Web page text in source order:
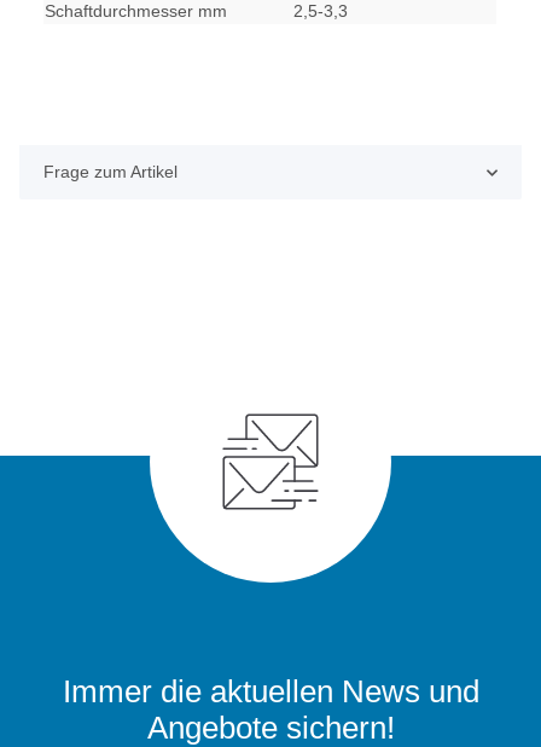
Schaftdurchmesser mm
2,5-3,3
Frage zum Artikel
Immer die aktuellen News und
Angebote sichern!